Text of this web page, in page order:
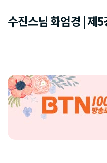
수진스님 화엄경 | 제